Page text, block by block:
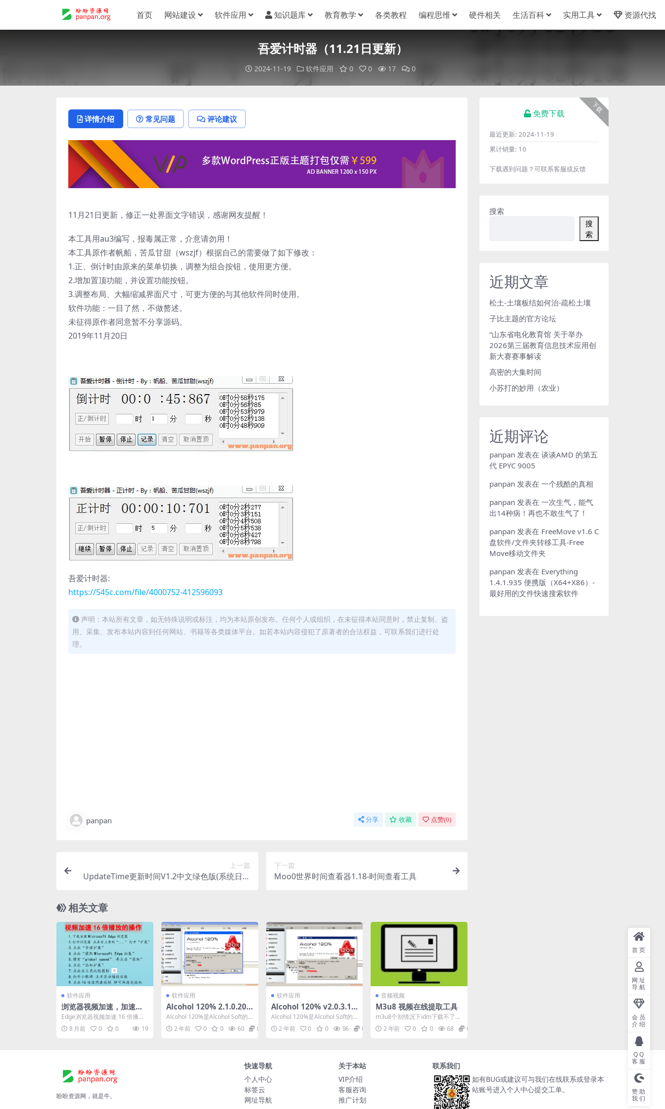
首页 网站建设 软件应用 知识题库 教育教学 各类教程 编程思维 硬件相关 生活百科 实用工具 资源代找
吾爱计时器（11.21日更新）
2024-11-19 软件应用 0 0 17 0
详情介绍 常见问题 评论建议
11月21日更新，修正一处界面文字错误，感谢网友提醒！
本工具用au3编写，报毒属正常，介意请勿用！
本工具原作者帆船，苦瓜甘甜（wszjf）根据自己的需要做了如下修改：
1.正、倒计时由原来的菜单切换，调整为组合按钮，使用更方便。
2.增加置顶功能，并设置功能按钮。
3.调整布局、大幅缩减界面尺寸，可更方便的与其他软件同时使用。
软件功能：一目了然，不做赘述。
未征得原作者同意暂不分享源码。
2019年11月20日
吾爱计时器:
https://545c.com/file/4000752-412596093
声明：本站所有文章，如无特殊说明或标注，均为本站原创发布。任何个人或组织，在未征得本站同意时，禁止复制、盗
用、采集、发布本站内容到任何网站、书籍等各类媒体平台。如若本站内容侵犯了原著者的合法权益，可联系我们进行处
理。
panpan 分享 收藏 点赞(0)
上一篇
UpdateTime更新时间V1.2中文绿色版(系统日期
下一篇
Moo0世界时间查看器1.18-时间查看工具
相关文章
软件应用
浏览器视频加速，加速播
放视频的方法（最快16
倍）
Edge浏览器视频加速 16 倍播放
的操作： 1.下载安装 Microsoft
... 8 月前 0 0 19
软件应用
Alcohol 120% 2.1.0.206
01注册版-酒精120-虚拟光
盘和刻录工具软件
Alcohol 120%是Alcohol Soft的
软件产品之一，集合光盘刻录
及...2 年前 0 0 60 0
软件应用
Alcohol 120% v2.0.3.10
121虚拟光驱软件中文特
别版-酒精120
Alcohol 120%是Alcohol Soft的
软件产品之一，集合光盘刻录
及...2 年前 0 0 96 0
音频视频
M3u8 视频在线提取工具
m3u8个别情况下idm下载不了用
网站解析也可以下载：
2 年前 0 0 68 0
下载
免费下载
最近更新: 2024-11-19
累计销量: 10
下载遇到问题？可联系客服或反馈
搜索
搜
索
近期文章
松土-土壤板结如何治-疏松土壤
子比主题的官方论坛
“山东省电化教育馆 关于举办
2026第三届教育信息技术应用创
新大赛赛事解读
高密的大集时间
小苏打的妙用（农业）
近期评论
panpan 发表在 谈谈AMD 的第五
代 EPYC 9005
panpan 发表在 一个残酷的真相
panpan 发表在 一次生气，能气
出14种病！再也不敢生气了！
panpan 发表在 FreeMove v1.6 C
盘软件/文件夹转移工具-Free
Move移动文件夹
panpan 发表在 Everything
1.4.1.935 便携版（X64+X86）-
最好用的文件快速搜索软件
盼盼资源网，就是牛。
快速导航
个人中心
标签云
网址导航
关于本站
VIP介绍
客服咨询
推广计划
联系我们
如有BUG或建议可与我们在线联系或登录本
站账号进入个人中心提交工单。
首页
网址
导航
会员
介绍
QQ
客服
赞助
我们